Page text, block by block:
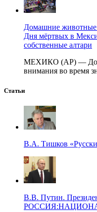
Домашние животные
Дня мёртвых в
собственные алтари
МЕХИКО (AP) —
внимания во время
Статьи
В.А. Тишков
В.В. Путин.